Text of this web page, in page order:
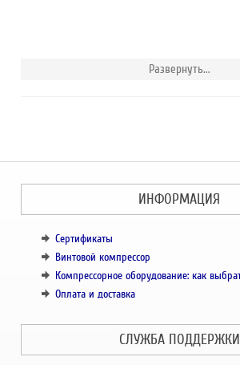
Развернуть...
ИНФОРМАЦИЯ
Сертификаты
Винтовой компрессор
Компрессорное оборудование: как
Оплата и доставка
СЛУЖБА ПОДДЕРЖКИ